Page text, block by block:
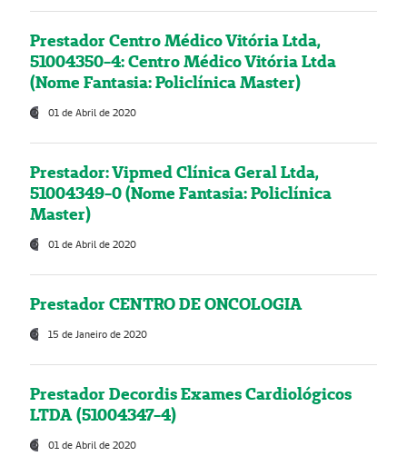
Prestador Centro Médico Vitória Ltda,
51004350-4: Centro Médico Vitória Ltda
(Nome Fantasia: Policlínica Master)
01 de Abril de 2020
Prestador: Vipmed Clínica Geral Ltda,
51004349-0 (Nome Fantasia: Policlínica
Master)
01 de Abril de 2020
Prestador CENTRO DE ONCOLOGIA
15 de Janeiro de 2020
Prestador Decordis Exames Cardiológicos
LTDA (51004347-4)
01 de Abril de 2020